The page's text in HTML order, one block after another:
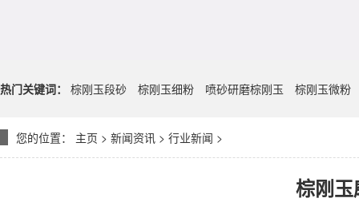
热门关键词： 棕刚玉段砂 棕刚玉细粉 喷砂研磨棕刚玉 棕刚玉微粉
您的位置： 主页 > 新闻资讯 > 行业新闻 >
棕刚